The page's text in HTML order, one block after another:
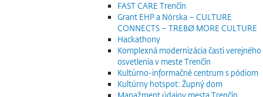
FAST CARE Trenčín
Grant EHP a Nórska – CULTURE
CONNECTS – TREBØ MORE CULTURE
Hackathony
Komplexná modernizácia časti verejného
osvetlenia v meste Trenčín
Kultúrno-informačné centrum s pódiom
Kultúrny hotspot: Župný dom
Manažment údajov mesta Trenčín